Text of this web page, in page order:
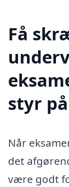
Få
styr
Når
det
være godt